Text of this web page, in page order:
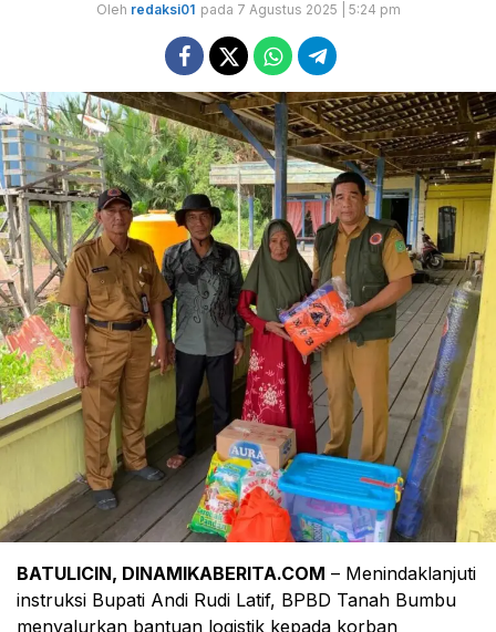
Oleh redaksi01 pada 7 Agustus 2025 | 5:24 pm
BATULICIN, DINAMIKABERITA.COM – Menindaklanjuti
instruksi Bupati Andi Rudi Latif, BPBD Tanah Bumbu
menyalurkan bantuan logistik kepada korban